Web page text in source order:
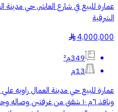
عمارة للبيع في شارع العاشر, حي مدينة
الشرقية
4,000,000
§
349م²
13م